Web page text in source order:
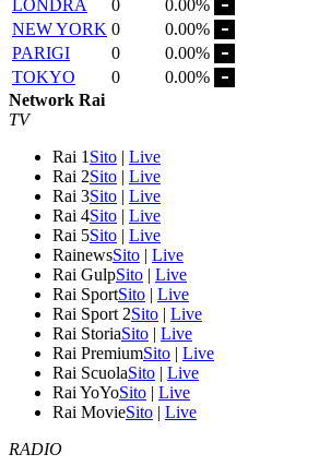
LONDRA
0
0.00%
NEW YORK 0
0.00%
PARIGI
0
0.00%
TOKYO
0
0.00%
Network Rai
TV
Rai 1 Sito | Live
Rai 2Sito | Live
Rai 3Sito | Live
Rai 4Sito | Live
Rai 5Sito | Live
RainewsSito | Live
Rai GulpSito | Live
Rai SportSito | Live
Rai Sport 2Sito | Live
Rai StoriaSito | Live
Rai PremiumSito | Live
Rai ScuolaSito | Live
Rai YoYoSito | Live
Rai MovieSito | Live
RADIO